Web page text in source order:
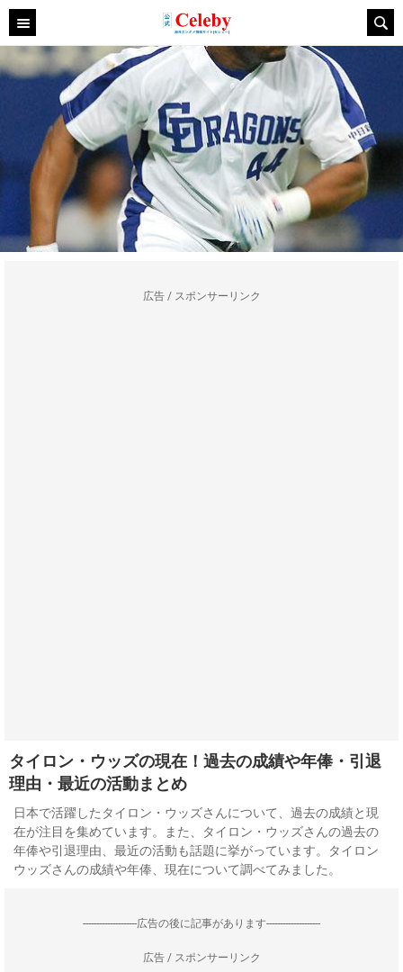
広告 / スポンサーリンク
タイロン・ウッズの現在！過去の成績や年俸・引退
理由・最近の活動まとめ
日本で活躍したタイロン・ウッズさんについて、過去の成績と現
在が注目を集めています。また、タイロン・ウッズさんの過去の
年俸や引退理由、最近の活動も話題に挙がっています。タイロン
ウッズさんの成績や年俸、現在について調べてみました。
--------------------広告の後に記事があります--------------------
広告 / スポンサーリンク